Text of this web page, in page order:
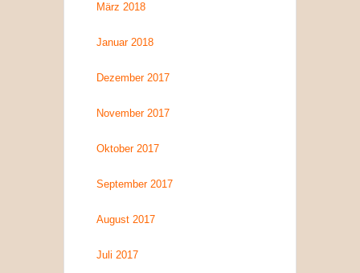
März 2018
Januar 2018
Dezember 2017
November 2017
Oktober 2017
September 2017
August 2017
Juli 2017